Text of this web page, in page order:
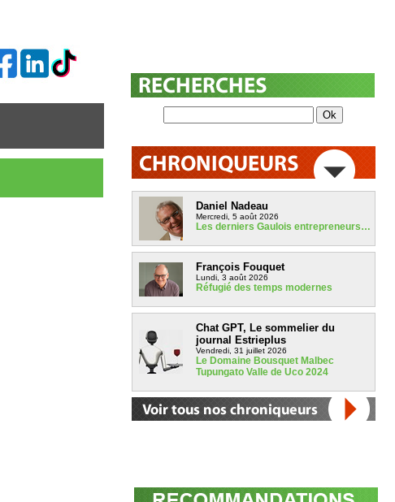
Daniel Nadeau
Mercredi, 5 août 2026
Les derniers Gaulois entrepreneurs…
François Fouquet
Lundi, 3 août 2026
Réfugié des temps modernes
Chat GPT, Le sommelier du
journal Estrieplus
Vendredi, 31 juillet 2026
Le Domaine Bousquet Malbec
Tupungato Valle de Uco 2024